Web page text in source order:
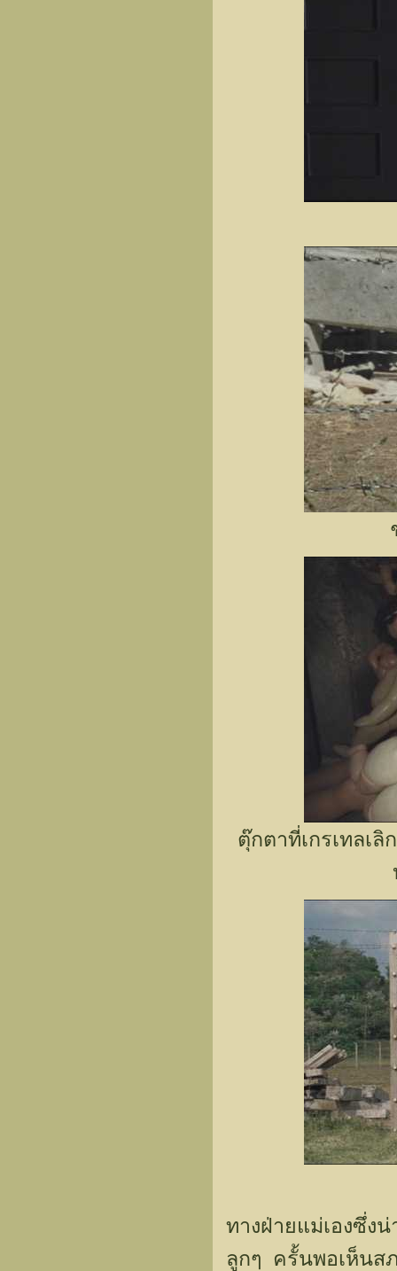
ตุ๊กตาที่เกรเทลเ
ทางฝ่ายแม่เองซึ่ง
ลูกๆ ครั้นพอเห็นส